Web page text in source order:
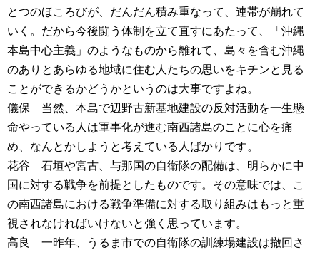
とつのほころびが、だんだん積み重なって、連帯が崩れて
いく。だから今後闘う体制を立て直すにあたって、「沖縄
本島中心主義」のようなものから離れて、島々を含む沖縄
のありとあらゆる地域に住む人たちの思いをキチンと見る
ことができるかどうかというのは大事ですよね。
儀保 当然、本島で辺野古新基地建設の反対活動を一生懸
命やっている人は軍事化が進む南西諸島のことに心を痛
め、なんとかしようと考えている人ばかりです。
花谷 石垣や宮古、与那国の自衛隊の配備は、明らかに中
国に対する戦争を前提としたものです。その意味では、こ
の南西諸島における戦争準備に対する取り組みはもっと重
視されなければいけないと強く思っています。
高良 一昨年、うるま市での自衛隊の訓練場建設は撤回さ